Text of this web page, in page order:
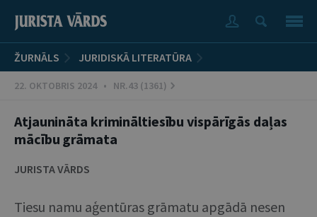
ŽURNĀLS JURIDISKĀ LITERATŪRA
22. OKTOBRIS 2024 • NR.43 (1361)
Atjaunināta krimināltiesību vispārīgās daļas
mācību grāmata
JURISTA VĀRDS
Tiesu namu aģentūras grāmatu apgādā nesen